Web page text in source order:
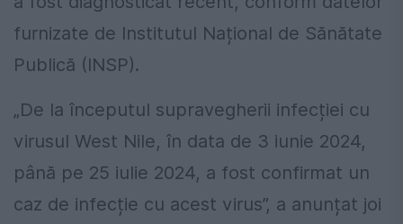
furnizate de Institutul Național de Sănătate
Publică (INSP).
„De la începutul supravegherii infecției cu
virusul West Nile, în data de 3 iunie 2024,
până pe 25 iulie 2024, a fost confirmat un
caz de infecție cu acest virus”, a anunțat joi